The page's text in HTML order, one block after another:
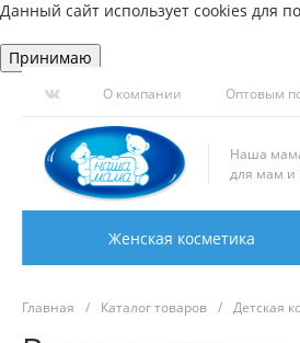
Данный сайт использует cookies для
Принимаю
О компании Оптовым
Наша
для мам
Женская косметика
Главная / Каталог товаров / Детская